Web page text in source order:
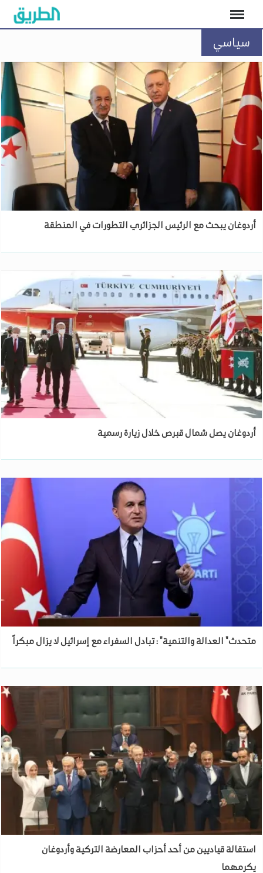
سياسي
أردوغان يبحث مع الرئيس الجزائري التطورات في المنطقة
أردوغان يصل شمال قبرص خلال زيارة رسمية
متحدث" العدالة والتنمية" : تبادل السفراء مع إسرائيل لا يزال مبكراً
استقالة قياديين من أحد أحزاب المعارضة التركية وأردوغان
يكرمهما